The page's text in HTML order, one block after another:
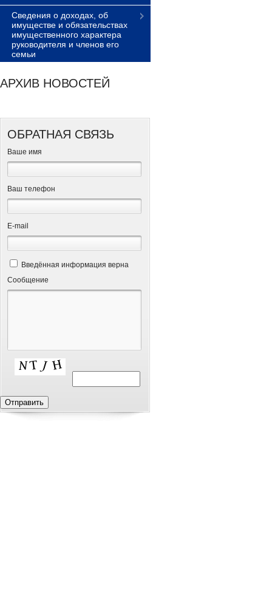
Сведения о доходах, об
имуществе и обязательствах
имущественного характера
руководителя и членов его
семьи
АРХИВ НОВОСТЕЙ
ОБРАТНАЯ СВЯЗЬ
Ваше имя
Ваш телефон
Е-mail
Введённая информация верна
Сообщение